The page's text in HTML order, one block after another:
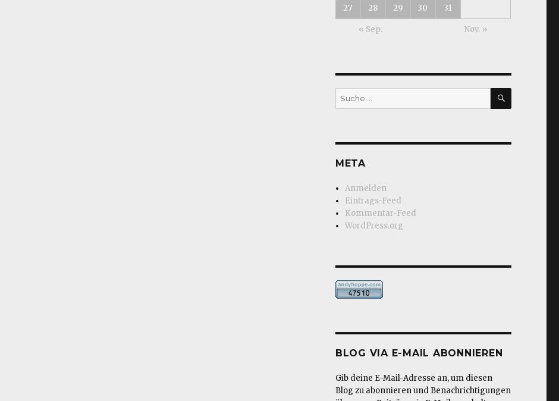
27 28 29 30 31
« Sep. Nov. »
Suche
nach:
SUCHEN
META
Anmelden
Eintrags-Feed
Kommentar-Feed
WordPress.org
BLOG VIA E-MAIL ABONNIEREN
Gib deine E-Mail-Adresse an, um diesen
Blog zu abonnieren und Benachrichtigungen